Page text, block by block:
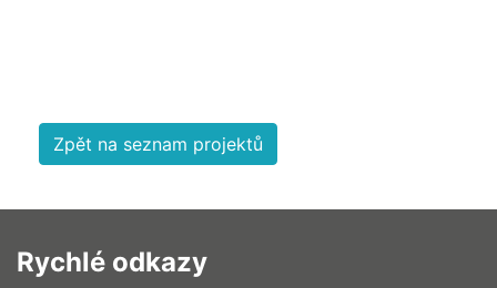
Zpět na seznam projektů
Rychlé odkazy